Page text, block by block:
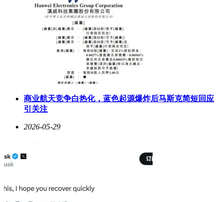
商业航天竞争白热化，蓝色起源爆炸后马斯克简短回应
引关注
2026-05-29